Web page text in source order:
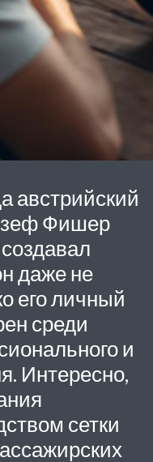
австрийский
Фишер
даже не
его личный
среди
и
Интересно,
сетки